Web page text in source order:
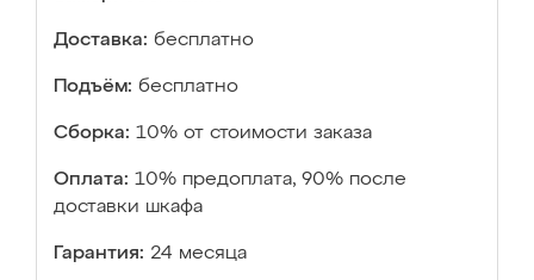
Доставка: бесплатно
Подъём: бесплатно
Сборка: 10% от стоимости заказа
Оплата: 10% предоплата, 90% после
доставки шкафа
Гарантия: 24 месяца